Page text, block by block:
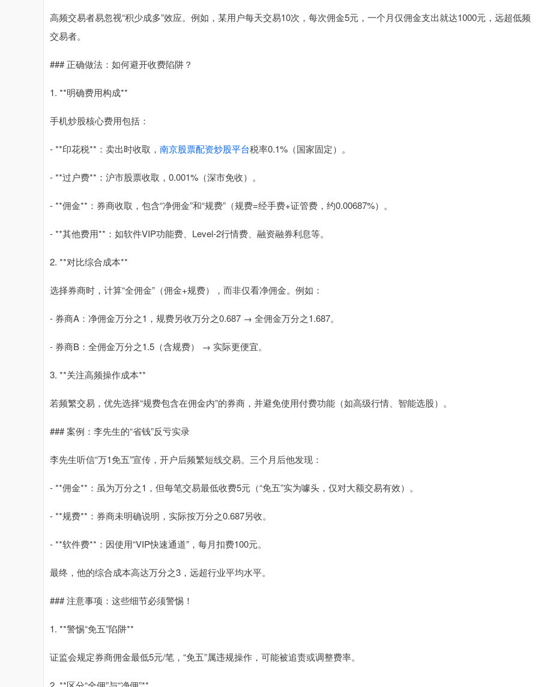
高频交易者易忽视“积少成多”效应。例如，某用户每天交易10次，每次佣金5元，一个月仅佣金支出就达1000元，远超低频
交易者。
### 正确做法：如何避开收费陷阱？
1. **明确费用构成**
手机炒股核心费用包括：
- **印花税**：卖出时收取， 南京股票配资炒股平台税率0.1%（国家固定）。
- **过户费**：沪市股票收取，0.001%（深市免收）。
- **佣金**：券商收取，包含“净佣金”和“规费”（规费=经手费+证管费，约0.00687%）。
- **其他费用**：如软件VIP功能费、Level-2行情费、融资融券利息等。
2. **对比综合成本**
选择券商时，计算“全佣金”（佣金+规费），而非仅看净佣金。例如：
- 券商A：净佣金万分之1，规费另收万分之0.687 → 全佣金万分之1.687。
- 券商B：全佣金万分之1.5（含规费） → 实际更便宜。
3. **关注高频操作成本**
若频繁交易，优先选择“规费包含在佣金内”的券商，并避免使用付费功能（如高级行情、智能选股）。
### 案例：李先生的“省钱”反亏实录
李先生听信“万1免五”宣传，开户后频繁短线交易。三个月后他发现：
- **佣金**：虽为万分之1，但每笔交易最低收费5元（“免五”实为噱头，仅对大额交易有效）。
- **规费**：券商未明确说明，实际按万分之0.687另收。
- **软件费**：因使用“VIP快速通道”，每月扣费100元。
最终，他的综合成本高达万分之3，远超行业平均水平。
### 注意事项：这些细节必须警惕！
1. **警惕“免五”陷阱**
证监会规定券商佣金最低5元/笔，“免五”属违规操作，可能被追责或调整费率。